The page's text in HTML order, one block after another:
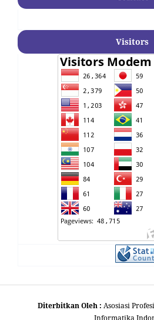
Visitors
Diterbitkan Oleh : Asosiasi